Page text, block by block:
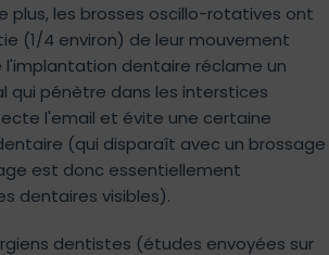
plus, les brosses oscillo-rotatives ont
(1/4 environ) de leur mouvement
l'implantation dentaire réclame un
qui pénètre dans les interstices
l'email et évite une certaine
(qui disparaît avec un brossage
est donc essentiellement
dentaires visibles).
dentistes (études envoyées sur